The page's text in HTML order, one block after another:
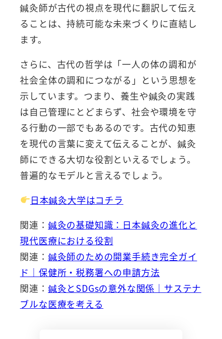
鍼灸師が古代の視点を現代に翻訳して伝え
ることは、持続可能な未来づくりに直結し
ます。
さらに、古代の哲学は「一人の体の調和が
社会全体の調和につながる」という思想を
示しています。つまり、養生や鍼灸の実践
は自己管理にとどまらず、社会や環境を守
る行動の一部でもあるのです。古代の知恵
を現代の言葉に変えて伝えることが、鍼灸
師にできる大切な役割といえるでしょう。
普遍的なモデルと言えるでしょう。
日本鍼灸大学はコチラ
関連： 鍼灸の基礎知識：日本鍼灸の進化と
現代医療における役割
関連： 鍼灸師のための開業手続き完全ガイ
ド｜保健所・税務署への申請方法
関連： 鍼灸とSDGsの意外な関係｜サステナ
ブルな医療を考える